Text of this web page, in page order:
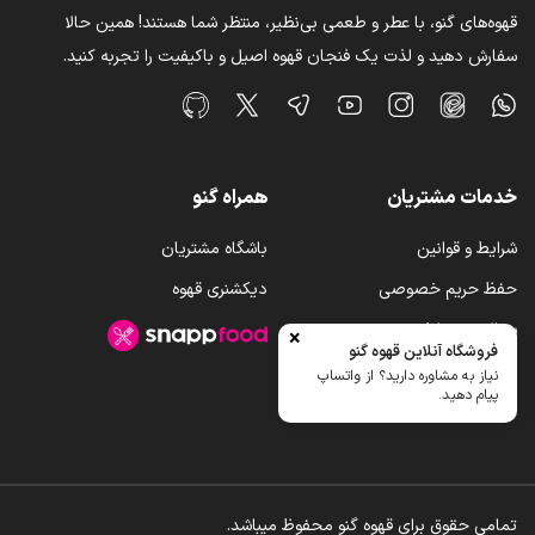
قهوه‌های گنو، با عطر و طعمی بی‌نظیر، منتظر شما هستند! همین حالا
سفارش دهید و لذت یک فنجان قهوه اصیل و باکیفیت را تجربه کنید.
خدمات مشتریان
شرایط و قوانین
حفظ حریم خصوصی
سوالات متداول
رویه ارسال کالا
همراه گنو
باشگاه مشتریان
دیکشنری قهوه
× فروشگاه آنلاین قهوه گنو
نیاز به مشاوره دارید؟ از واتساپ
پیام دهید.
تمامی حقوق برای قهوه گنو محفوظ میباشد.